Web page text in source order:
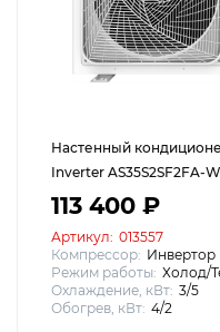
Настенный
Inverter AS35S2SF2FA-
113 400 ₽
Артикул: 013557
Компрессор: Инвертор
Режим работы: Холод/
Охлаждение, кВт: 3/5
Обогрев, кВт: 4/2